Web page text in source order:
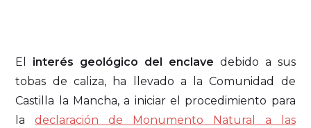
El interés geológico del enclave debido a sus
tobas de caliza, ha llevado a la Comunidad de
Castilla la Mancha, a iniciar el procedimiento para
ladeclaración de Monumento Natural a las